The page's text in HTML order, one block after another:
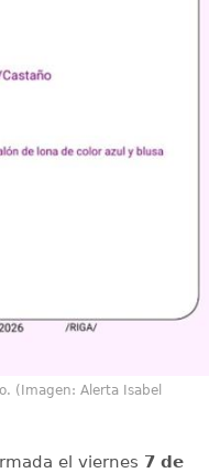
(Imagen: Alerta Isabel
el viernes 7 de